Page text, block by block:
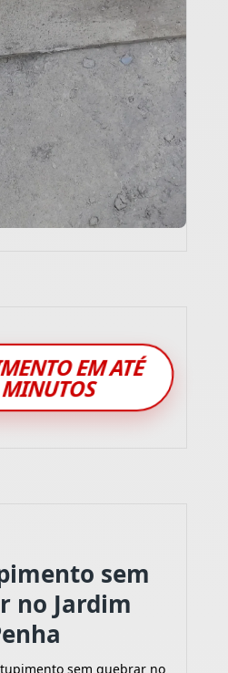
EM ATÉ
sem
no Jardim
sem quebrar no